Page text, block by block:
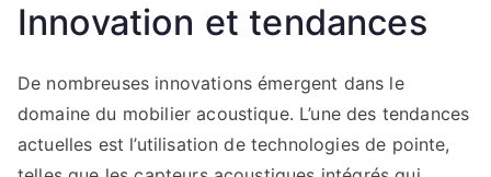
Innovation et tendances
De nombreuses innovations émergent dans le
domaine du mobilier acoustique. L’une des tendances
actuelles est l’utilisation de technologies de pointe,